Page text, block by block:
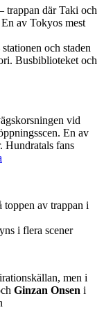
där Taki och
av Tokyos mest
och staden
Busbiblioteket och
vid
En av
Hundratals fans
av trappan i
i flera scener
men i
Ginzan Onsen i